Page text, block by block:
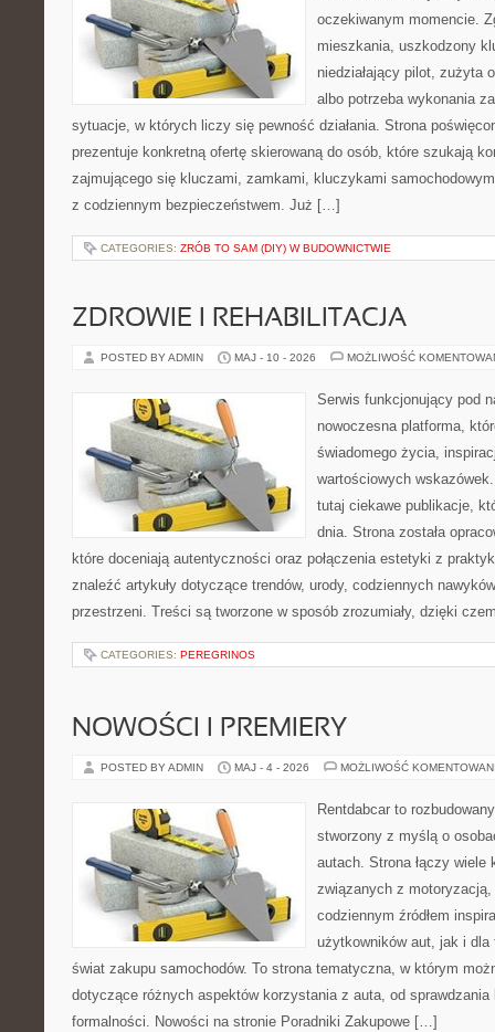
oczekiwanym momencie.
mieszkania, uszkodzony
niedziałający pilot, zużyta
albo potrzeba wykonania
sytuacje, w których liczy się pewność działania. Strona
prezentuje konkretną ofertę skierowaną do osób, które szukają
zajmującego się kluczami, zamkami, kluczykami
z codziennym bezpieczeństwem. Już […]
CATEGORIES: ZRÓB TO SAM (DIY) W BUDOWNICTWIE
ZDROWIE I REHABILITACJA
POSTED BY ADMIN MAJ - 10 - 2026 MOŻLIWOŚĆ
Serwis funkcjonujący pod
nowoczesna platforma,
świadomego życia,
wartościowych
tutaj ciekawe publikacje,
dnia. Strona została
które doceniają autentyczności oraz połączenia estetyki z
znaleźć artykuły dotyczące trendów, urody, codziennych
przestrzeni. Treści są tworzone w sposób zrozumiały, dzięki
CATEGORIES: PEREGRINOS
NOWOŚCI I PREMIERY
POSTED BY ADMIN MAJ - 4 - 2026 MOŻLIWOŚĆ
Rentdabcar to
stworzony z myślą o
autach. Strona łączy wiele
związanych z
codziennym źródłem
użytkowników aut, jak i
świat zakupu samochodów. To strona tematyczna, w którym
dotyczące różnych aspektów korzystania z auta, od
formalności. Nowości na stronie Poradniki Zakupowe […]